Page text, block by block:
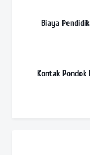
Biaya
Kontak